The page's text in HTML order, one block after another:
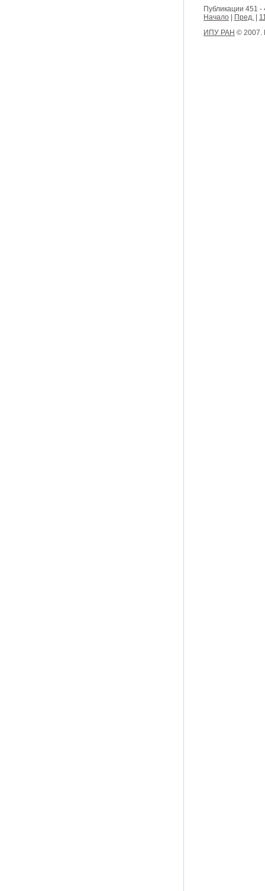
Публикации 451 -
Начало
Пред.
ИПУ РАН © 2007.